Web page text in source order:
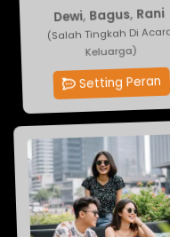
Dewi,Bagus,Rani
(Salah Tingkah Di Acara
Keluarga)
Setting Peran